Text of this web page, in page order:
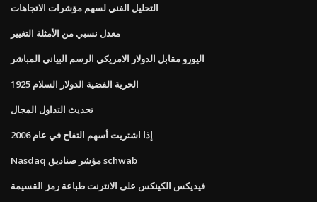
التحليل الفني لسهم مؤشرات الاتجاهات
معدل نسبي من الأمثلة التغيير
اليورو مقابل الدولار الامريكي الرسم البياني المباشر
1925 الحرية الفضية الدولار السلام
تحديث التداول المجال
إذا اشتريت أسهم التفاح في عام 2006
Nasdaq مؤشر صناديق schwab
فيديكس الكينكس على الانترنت طباعة رمز القسيمة